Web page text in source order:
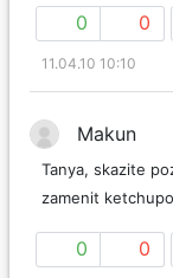
0 0
11.04.10 10:10
Makun
Tanya, skazite
zamenit
0 0